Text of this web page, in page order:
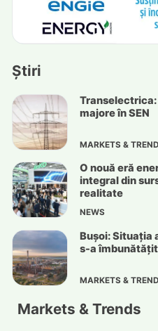
Știri
majore în SEN
MARKETS &
O nouă eră
integral din
realitate
NEWS
Bușoi: Situația
s-a îmbunătățit
MARKETS &
Markets & Trends